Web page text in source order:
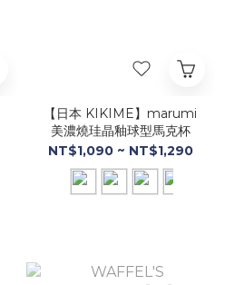
【日本 KIKIME】marumi
美濃燒珪晶釉球型馬克杯
NT$1,090 ~ NT$1,290